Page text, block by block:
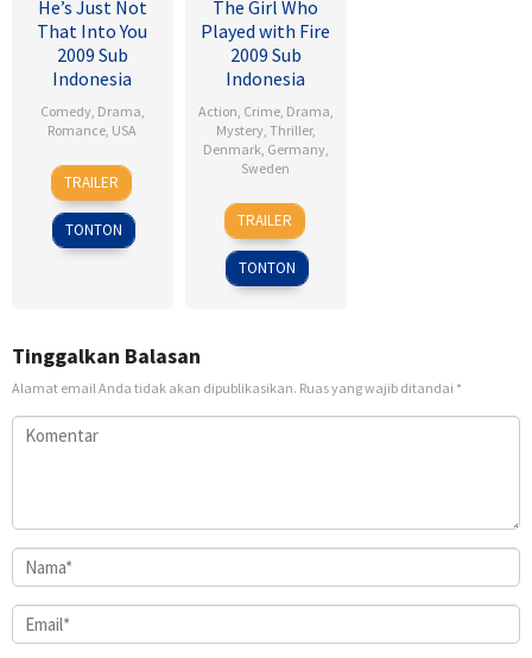
He’s Just Not
That Into You
2009 Sub
Indonesia
Comedy, Drama,
Romance, USA
6
Feb
2009
Ken
Kwapis
TRAILER
TONTON
The Girl Who
Played with Fire
2009 Sub
Indonesia
Action, Crime, Drama,
Mystery, Thriller,
Denmark, Germany,
Sweden
18
Sep
2009
Daniel
Alfredson
TRAILER
TONTON
Tinggalkan Balasan
Alamat email Anda tidak akan dipublikasikan. Ruas yang wajib ditandai *